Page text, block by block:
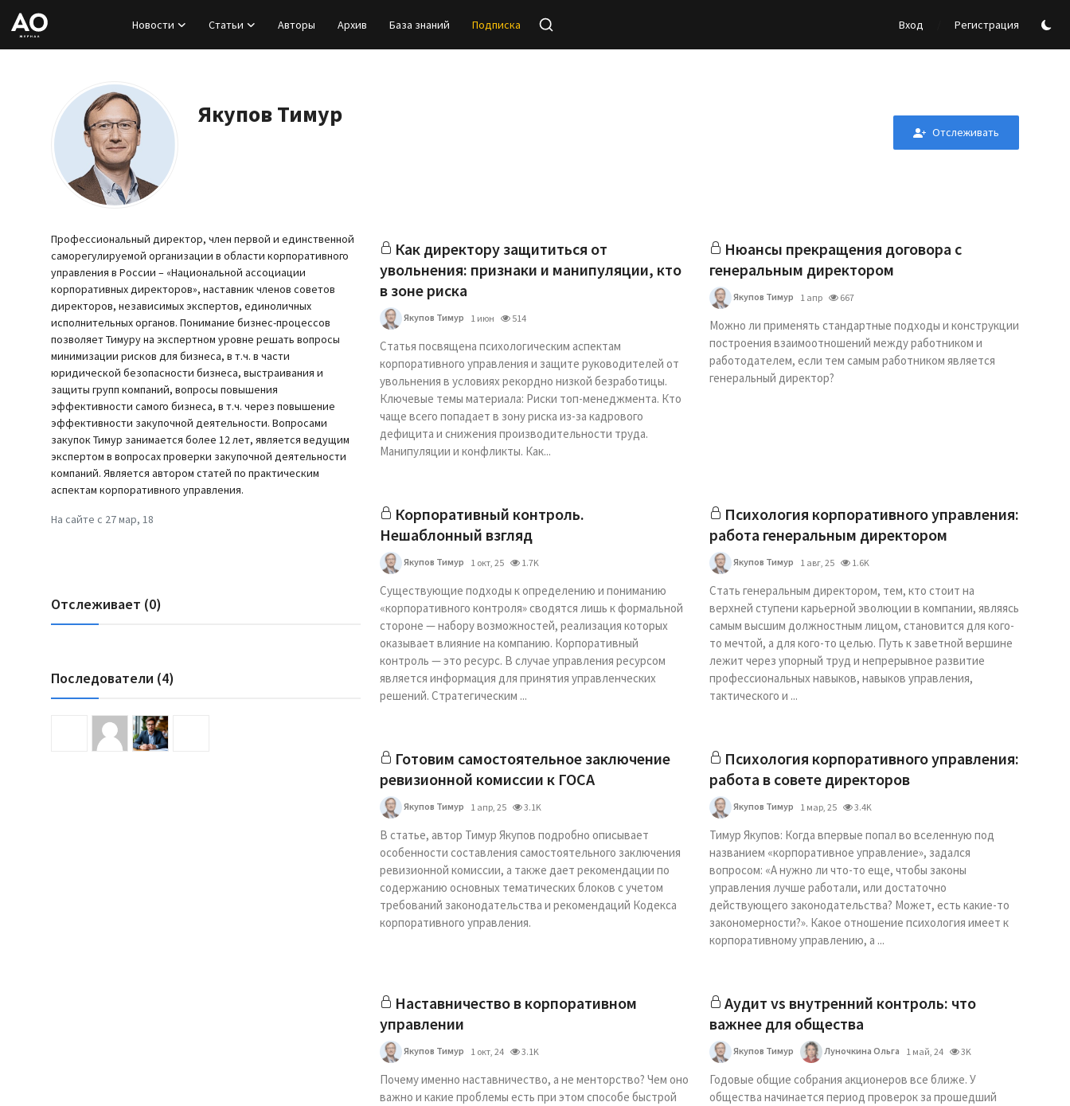
Новости Статьи Авторы Архив База знаний Подписка Вход Регистрация
Регистрация
Новости
База знаний
Подписка
Якупов Тимур
Отслеживать
Профессиональный директор, член первой и единственной
саморегулируемой организации в области корпоративного
управления в России – «Национальной ассоциации
корпоративных директоров», наставник членов советов
директоров, независимых экспертов, единоличных
исполнительных органов. Понимание бизнес-процессов
позволяет Тимуру на экспертном уровне решать вопросы
минимизации рисков для бизнеса, в т.ч. в части
юридической безопасности бизнеса, выстраивания и
защиты групп компаний, вопросы повышения
эффективности самого бизнеса, в т.ч. через повышение
эффективности закупочной деятельности. Вопросами
закупок Тимур занимается более 12 лет, является ведущим
экспертом в вопросах проверки закупочной деятельности
компаний. Является автором статей по практическим
аспектам корпоративного управления.
На сайте с 27 мар, 18
Отслеживает (0)
Последователи (4)
Как директору защититься от
увольнения: признаки и манипуляции, кто
в зоне риска
Якупов Тимур 1 июн 514
Статья посвящена психологическим аспектам
корпоративного управления и защите руководителей от
увольнения в условиях рекордно низкой безработицы.
Ключевые темы материала: Риски топ-менеджмента. Кто
чаще всего попадает в зону риска из-за кадрового
дефицита и снижения производительности труда.
Манипуляции и конфликты. Как...
Нюансы прекращения договора с
генеральным директором
Якупов Тимур 1 апр 667
Можно ли применять стандартные подходы и конструкции
построения взаимоотношений между работником и
работодателем, если тем самым работником является
генеральный директор?
Корпоративный контроль.
Нешаблонный взгляд
Якупов Тимур 1 окт, 25 1.7K
Существующие подходы к определению и пониманию
«корпоративного контроля» сводятся лишь к формальной
стороне — набору возможностей, реализация которых
оказывает влияние на компанию. Корпоративный
контроль — это ресурс. В случае управления ресурсом
является информация для принятия управленческих
решений. Стратегическим ...
Психология корпоративного управления:
работа генеральным директором
Якупов Тимур 1 авг, 25 1.6K
Стать генеральным директором, тем, кто стоит на
верхней ступени карьерной эволюции в компании, являясь
самым высшим должностным лицом, становится для кого-
то мечтой, а для кого-то целью. Путь к заветной вершине
лежит через упорный труд и непрерывное развитие
профессиональных навыков, навыков управления,
тактического и ...
Готовим самостоятельное заключение
ревизионной комиссии к ГОСА
Якупов Тимур 1 апр, 25 3.1K
В статье, автор Тимур Якупов подробно описывает
особенности составления самостоятельного заключения
ревизионной комиссии, а также дает рекомендации по
содержанию основных тематических блоков с учетом
требований законодательства и рекомендаций Кодекса
корпоративного управления.
Психология корпоративного управления:
работа в совете директоров
Якупов Тимур 1 мар, 25 3.4K
Тимур Якупов: Когда впервые попал во вселенную под
названием «корпоративное управление», задался
вопросом: «А нужно ли что-то еще, чтобы законы
управления лучше работали, или достаточно
действующего законодательства? Может, есть какие-то
закономерности?». Какое отношение психология имеет к
корпоративному управлению, а ...
Наставничество в корпоративном
управлении
Якупов Тимур 1 окт, 24 3.1K
Почему именно наставничество, а не менторство? Чем оно
важно и какие проблемы есть при этом способе быстрой
Аудит vs внутренний контроль: что
важнее для общества
Якупов Тимур Луночкина Ольга 1 май, 24 3K
Годовые общие собрания акционеров все ближе. У
общества начинается период проверок за прошедший